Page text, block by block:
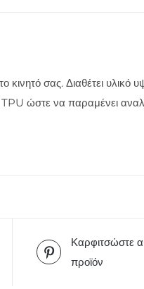
σας. Διαθέτει υλικό
ώστε να παραμένει
Καρφιτσώστε
προϊόν